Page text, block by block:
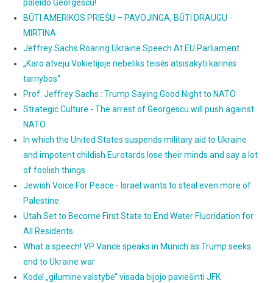
paleido Georgescu!
BŪTI AMERIKOS PRIEŠU – PAVOJINGA, BŪTI DRAUGU -
MIRTINA
Jeffrey Sachs Roaring Ukraine Speech At EU Parliament
„Karo atveju Vokietijoje nebeliks teisės atsisakyti karinės
tarnybos“
Prof. Jeffrey Sachs : Trump Saying Good Night to NATO
Strategic Culture - The arrest of Georgescu will push against
NATO
In which the United States suspends military aid to Ukraine
and impotent childish Eurotards lose their minds and say a lot
of foolish things
Jewish Voice For Peace - Israel wants to steal even more of
Palestine.
Utah Set to Become First State to End Water Fluoridation for
All Residents
What a speech! VP Vance speaks in Munich as Trump seeks
end to Ukraine war
Kodėl „giluminė valstybė“ visada bijojo paviešinti JFK